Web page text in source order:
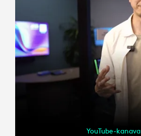
YouTube-kanava